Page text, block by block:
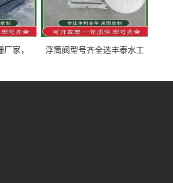
家，
浮筒阀型号齐全选丰泰水工
道水库电站污水处理钢制闸